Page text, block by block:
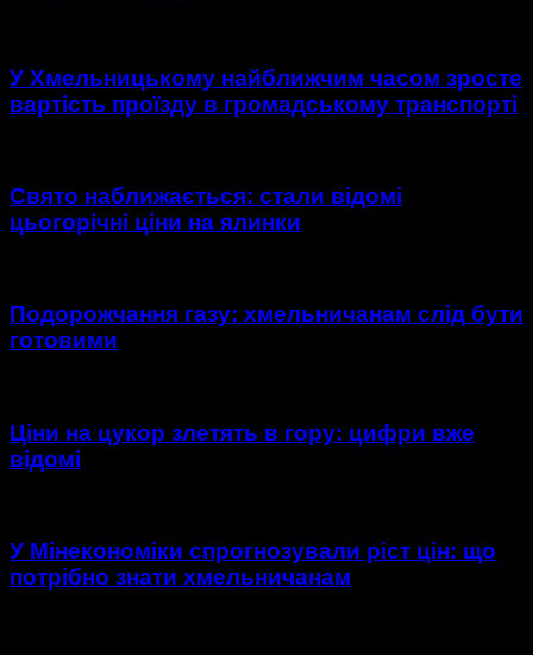
У Хмельницькому найближчим часом зросте
вартість проїзду в громадському транспорті
Свято наближається: стали відомі
цьогорічні ціни на ялинки
Подорожчання газу: хмельничанам слід бути
готовими
Ціни на цукор злетять в гору: цифри вже
відомі
У Мінекономіки спрогнозували ріст цін: що
потрібно знати хмельничанам